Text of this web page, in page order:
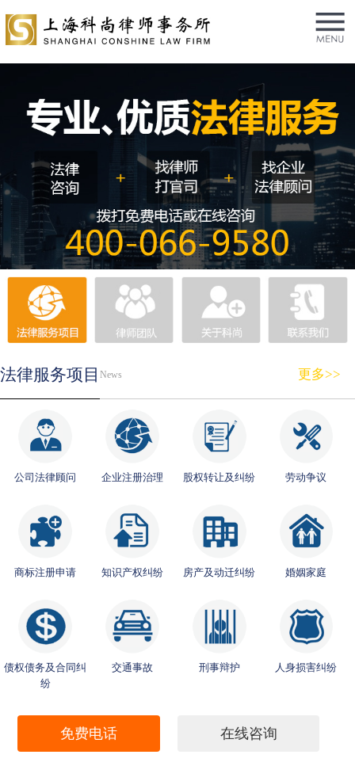
法律服务项目 News 更多>>
公司法律顾问 企业注册治理 股权转让及纠纷 劳动争议
商标注册申请 知识产权纠纷 房产及动迁纠纷 婚姻家庭
债权债务及合同纠
纷
交通事故 刑事辩护 人身损害纠纷
免费电话 在线咨询